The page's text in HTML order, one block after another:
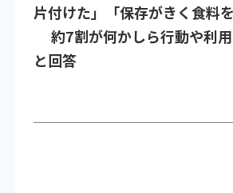
片付けた」「保存がきく食料を
約7割が何かしら行動や利
と回答